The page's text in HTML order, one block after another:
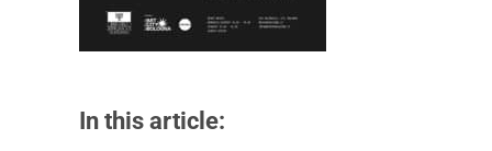
In this article: